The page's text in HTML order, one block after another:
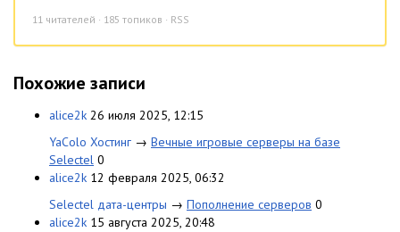
11 читателей · 185 топиков · RSS
Похожие записи
alice2k 26 июля 2025, 12:15
YaColo Хостинг → Вечные игровые серверы на базе
Selectel 0
alice2k 12 февраля 2025, 06:32
Selectel дата-центры → Пополнение серверов 0
alice2k 15 августа 2025, 20:48